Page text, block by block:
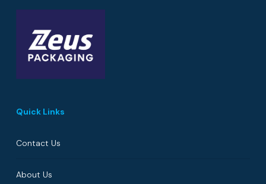
Quick Links
Contact Us
About Us